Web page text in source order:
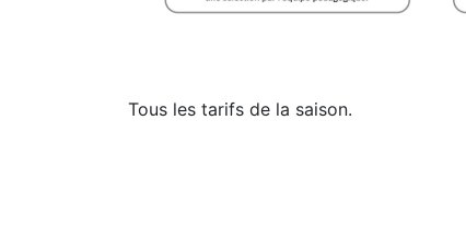
Tous les tarifs de la saison.